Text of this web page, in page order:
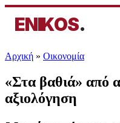
ENIKOS.
Αρχική » Oικονομία
«Στα βαθιά» από
αξιολόγηση